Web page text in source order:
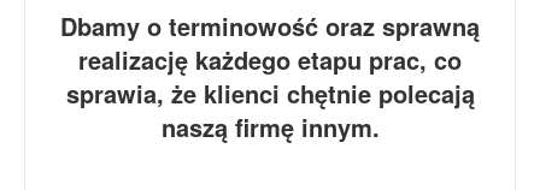
Dbamy o terminowość oraz sprawną
realizację każdego etapu prac, co
sprawia, że klienci chętnie polecają
naszą firmę innym.